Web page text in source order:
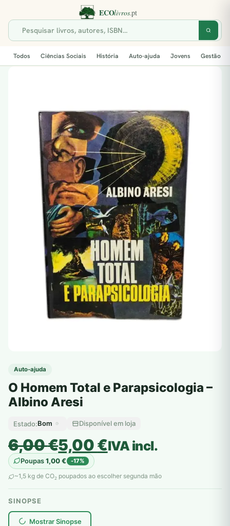
Todos Ciências Sociais História Auto-ajuda Jovens Gestão
Auto-ajuda
O Homem Total e Parapsicologia –
Albino Aresi
Estado:Bom Disponível em loja
6,00€
O
preço
original
era:
6,00 €.
5,00€
O
preço
atual
é:
5,00 €.
IVA incl.
Poupas1,00€ -17%
~1,5 kg de CO2 poupados ao escolher segunda mão
SINOPSE
Mostrar Sinopse
plantar árvores reais